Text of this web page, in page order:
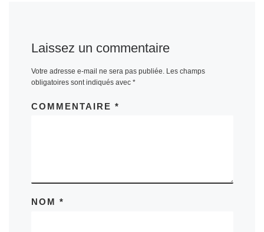
Laissez un commentaire
Votre adresse e-mail ne sera pas publiée. Les champs
obligatoires sont indiqués avec *
COMMENTAIRE *
NOM *